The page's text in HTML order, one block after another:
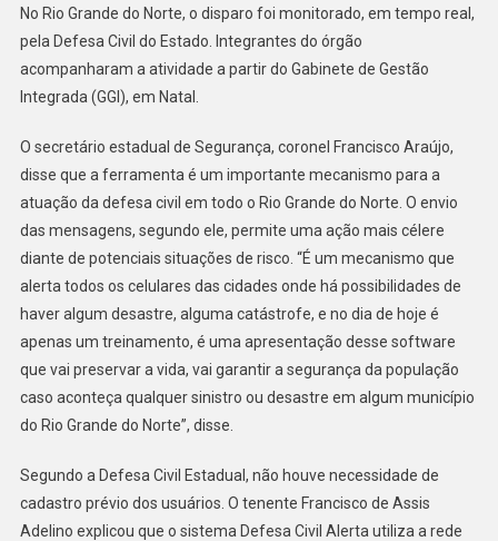
No Rio Grande do Norte, o disparo foi monitorado, em tempo real,
pela Defesa Civil do Estado. Integrantes do órgão
acompanharam a atividade a partir do Gabinete de Gestão
Integrada (GGI), em Natal.
O secretário estadual de Segurança, coronel Francisco Araújo,
disse que a ferramenta é um importante mecanismo para a
atuação da defesa civil em todo o Rio Grande do Norte. O envio
das mensagens, segundo ele, permite uma ação mais célere
diante de potenciais situações de risco. “É um mecanismo que
alerta todos os celulares das cidades onde há possibilidades de
haver algum desastre, alguma catástrofe, e no dia de hoje é
apenas um treinamento, é uma apresentação desse software
que vai preservar a vida, vai garantir a segurança da população
caso aconteça qualquer sinistro ou desastre em algum município
do Rio Grande do Norte”, disse.
Segundo a Defesa Civil Estadual, não houve necessidade de
cadastro prévio dos usuários. O tenente Francisco de Assis
Adelino explicou que o sistema Defesa Civil Alerta utiliza a rede